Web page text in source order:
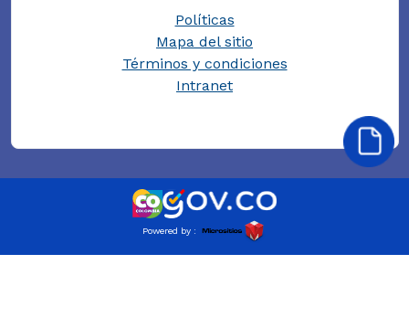
Políticas
Mapa del sitio
Términos y condiciones
Intranet
Powered by :